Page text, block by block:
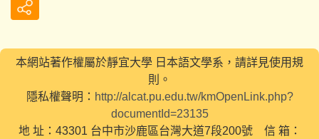
本網站著作權屬於靜宜大學 日本語文學系，請詳見使用規
則。
隱私權聲明： http://alcat.pu.edu.tw/kmOpenLink.php?
documentId=23135
地 址：43301 台中市沙鹿區台灣大道7段200號 信 箱：